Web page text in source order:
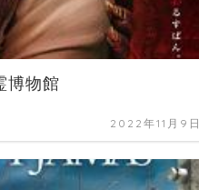
博物館
2022年11月9日